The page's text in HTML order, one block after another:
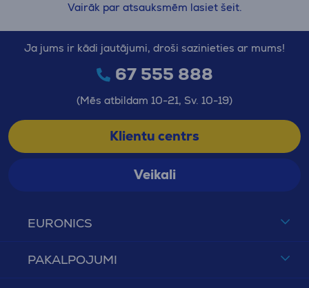
Vairāk par atsauksmēm lasiet šeit.
EURONICS
PAKALPOJUMI
Ja jums ir kādi jautājumi, droši sazinieties ar mums!
67 555 888
(Mēs atbildam 10-21, Sv. 10-19)
Klientu centrs
Veikali